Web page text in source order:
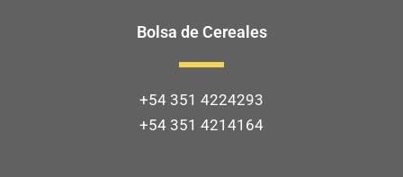
Bolsa de Cereales
+54 351 4224293
+54 351 4214164